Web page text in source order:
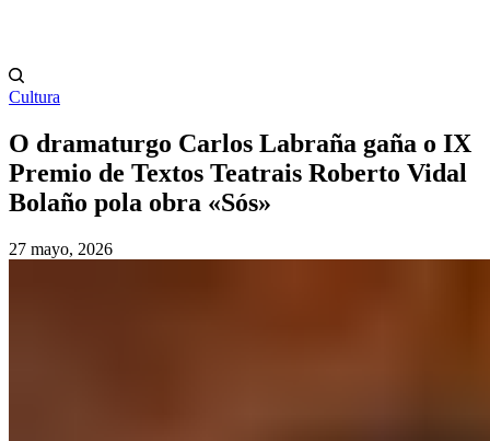
Cultura
O dramaturgo Carlos Labraña gaña o IX
Premio de Textos Teatrais Roberto Vidal
Bolaño pola obra «Sós»
27 mayo, 2026